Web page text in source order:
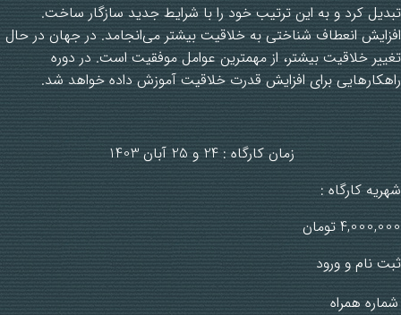
تبدیل کرد و به این ترتیب خود را با شرایط جدید سازگار ساخت.
افزایش انعطاف شناختی به خلاقیت بیشتر می‌انجامد. در جهان در حال
تغییر خلاقیت بیشتر، از مهمترین عوامل موفقیت است. در دوره
راهکارهایی برای افزایش قدرت خلاقیت آموزش داده خواهد شد.
زمان کارگاه : 24 و 25 آبان 1403
شهریه کارگاه :
4,000,000 تومان
ثبت نام و ورود
شماره همراه